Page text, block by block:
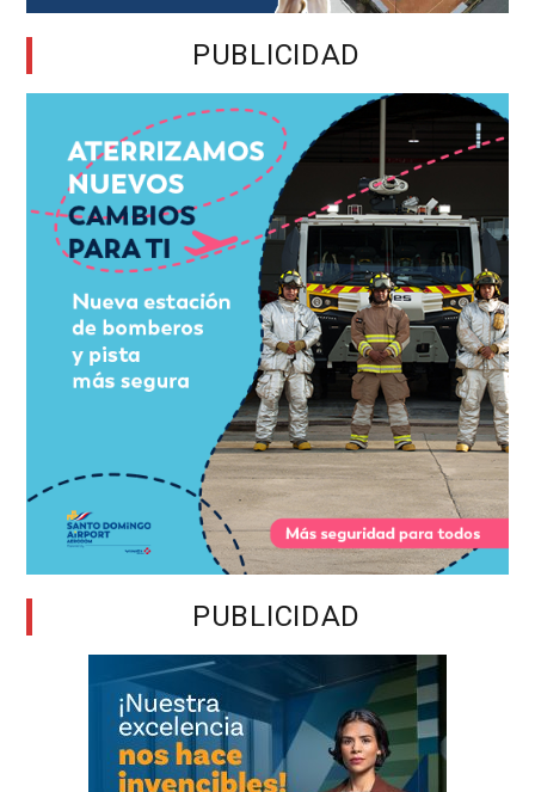
PUBLICIDAD
PUBLICIDAD